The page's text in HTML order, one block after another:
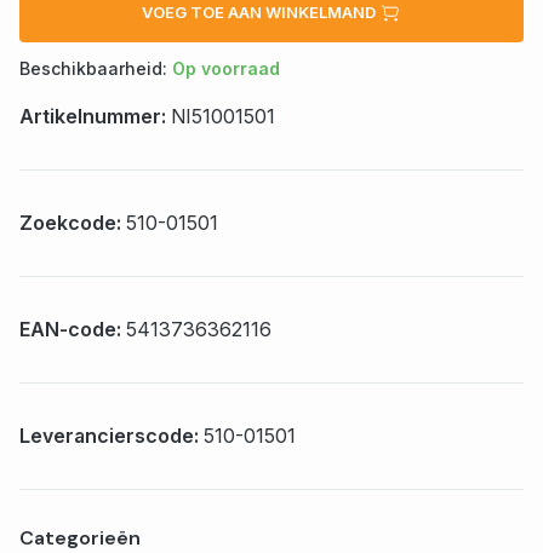
VOEG TOE AAN WINKELMAND
Beschikbaarheid: Op voorraad
Artikelnummer: NI51001501
Zoekcode: 510-01501
EAN-code: 5413736362116
Leverancierscode: 510-01501
Categorieën